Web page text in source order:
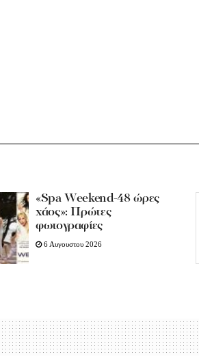
«Spa Weekend-48 ώρες
χάος»: Πρώτες
φωτογραφίες
6 Αυγουστου 2026